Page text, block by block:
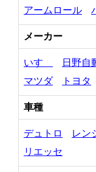
アームロール
メーカー
いすゞ 日野自
マツダ
トヨタ
車種
デュトロ レン
リエッセ